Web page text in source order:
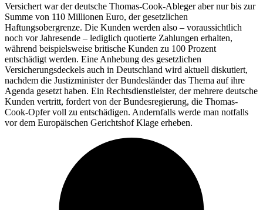
Versichert war der deutsche Thomas-Cook-Ableger aber nur bis zur
Summe von 110 Millionen Euro, der gesetzlichen
Haftungsobergrenze. Die Kunden werden also – voraussichtlich
noch vor Jahresende – lediglich quotierte Zahlungen erhalten,
während beispielsweise britische Kunden zu 100 Prozent
entschädigt werden. Eine Anhebung des gesetzlichen
Versicherungsdeckels auch in Deutschland wird aktuell diskutiert,
nachdem die Justizminister der Bundesländer das Thema auf ihre
Agenda gesetzt haben. Ein Rechtsdienstleister, der mehrere deutsche
Kunden vertritt, fordert von der Bundesregierung, die Thomas-
Cook-Opfer voll zu entschädigen. Andernfalls werde man notfalls
vor dem Europäischen Gerichtshof Klage erheben.